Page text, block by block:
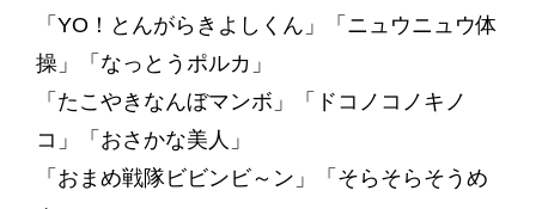
「YO！とんがらきよしくん」「ニュウニュウ体
操」「なっとうポルカ」
「たこやきなんぼマンボ」「ドコノコノキノ
コ」「おさかな美人」
「おまめ戦隊ビビンビ～ン」「そらそらそうめ